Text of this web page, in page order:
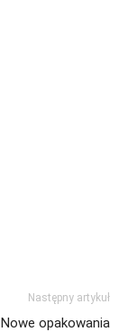
Następny artykuł
Nowe opakowania